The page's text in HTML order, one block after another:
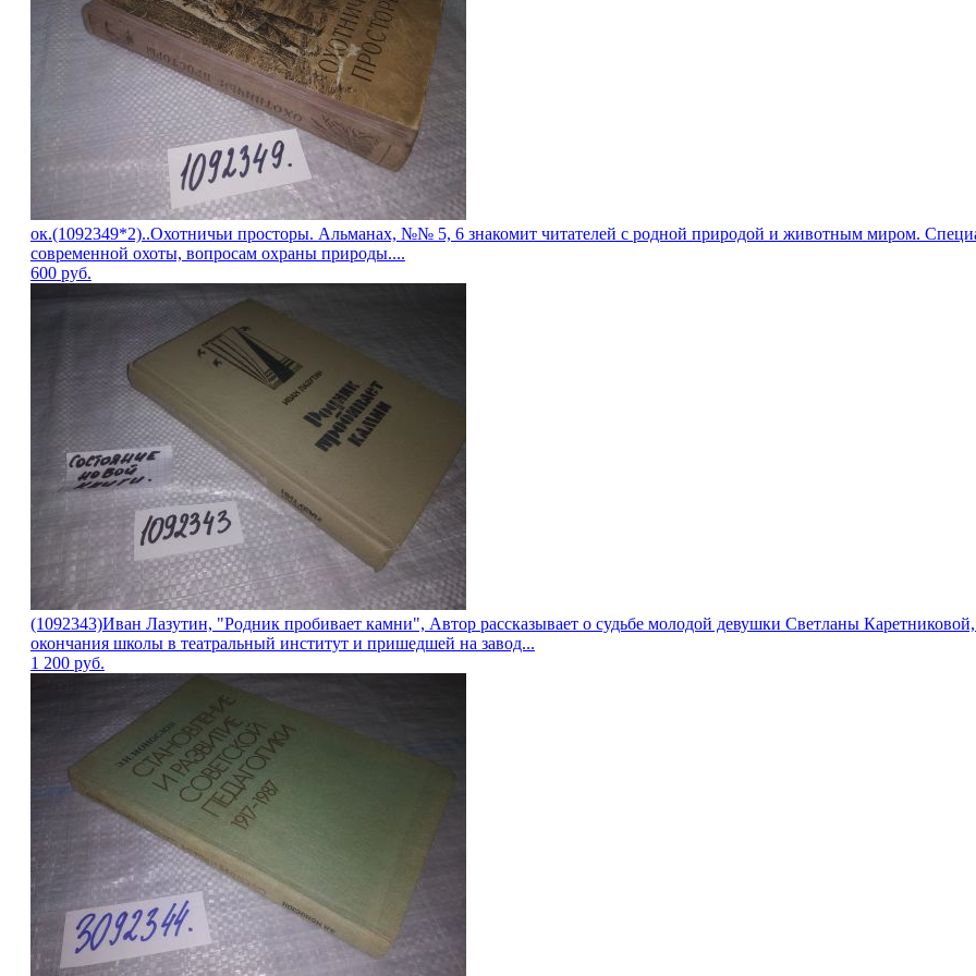
ок.(1092349*2)..Охотничьи просторы. Альманах, №№ 5, 6 знакомит читателей с родной природой и животным миром.
современной охоты, вопросам охраны природы....
600 руб.
(1092343)Иван Лазутин, "Родник пробивает камни", Автор рассказывает о судьбе молодой девушки Светланы
окончания школы в театральный институт и пришедшей на завод...
1 200 руб.